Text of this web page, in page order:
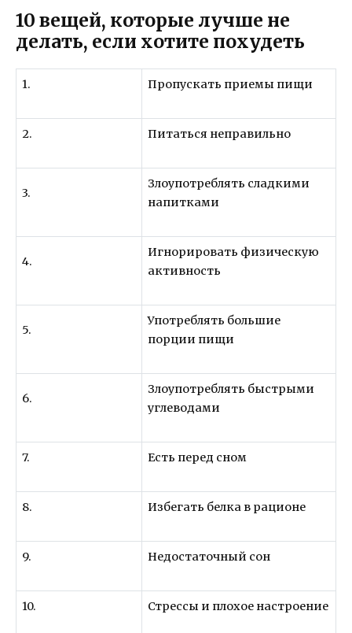
10 вещей, которые лучше не
делать, если хотите похудеть
1. Пропускать приемы пищи
2. Питаться неправильно
3.
Злоупотреблять сладкими
напитками
4.
Игнорировать физическую
активность
5.
Употреблять большие
порции пищи
6.
Злоупотреблять быстрыми
углеводами
7. Есть перед сном
8. Избегать белка в рационе
9. Недостаточный сон
10. Стрессы и плохое настроение